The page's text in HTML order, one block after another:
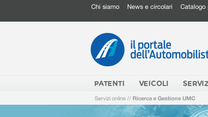
Chi siamo News e circolari Catalogo
PATENTI VEICOLI
Servizi online // Ricerca e Gestione UMC